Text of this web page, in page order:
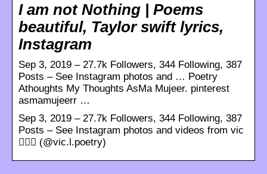
I am not Nothing | Poems
beautiful, Taylor swift lyrics,
Instagram
Sep 3, 2019 – 27.7k Followers, 344 Following, 387
Posts – See Instagram photos and … Poetry
Athoughts My Thoughts AsMa Mujeer. pinterest
asmamujeerr …
Sep 3, 2019 – 27.7k Followers, 344 Following, 387
Posts – See Instagram photos and videos from vic
💁🏼‍♀️ (@vic.l.poetry)